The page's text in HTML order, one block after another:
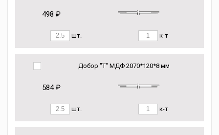
498 ₽
шт. к-т
Добор "Т" МДФ 2070*120*8 мм
584 ₽
шт. к-т